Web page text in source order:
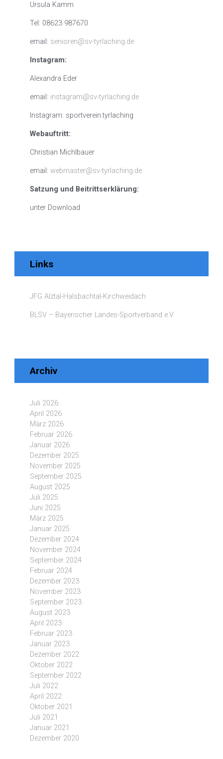
Ursula Kamm
Tel: 08623 987670
email: senioren@sv-tyrlaching.de
Instagram:
Alexandra Eder
email: instagram@sv-tyrlaching.de
Instagram: sportverein.tyrlaching
Webauftritt:
Christian Michlbauer
email: webmaster@sv-tyrlaching.de
Satzung und Beitrittserklärung:
unter Download
Links
JFG Alztal-Halsbachtal-Kirchweidach
BLSV – Bayerischer Landes-Sportverband e.V.
Archiv
Juli 2026
April 2026
März 2026
Februar 2026
Januar 2026
Dezember 2025
November 2025
September 2025
August 2025
Juli 2025
Juni 2025
März 2025
Januar 2025
Dezember 2024
November 2024
September 2024
Februar 2024
Dezember 2023
November 2023
September 2023
August 2023
April 2023
Februar 2023
Januar 2023
Dezember 2022
Oktober 2022
September 2022
Juli 2022
April 2022
Oktober 2021
Juli 2021
Januar 2021
Dezember 2020